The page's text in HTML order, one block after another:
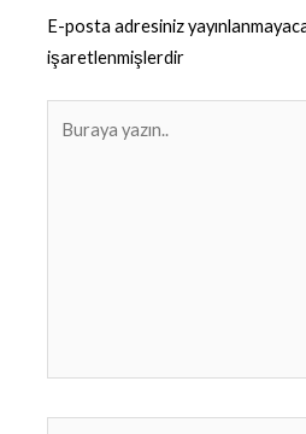
E-posta adresiniz
işaretlenmişlerdir